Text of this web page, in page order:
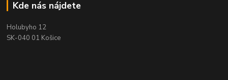
Kde nás nájdete
Holubyho 12
SK-040 01 Košice